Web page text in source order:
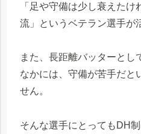
「足や守備は少し衰えた
流」というベテラン選手が
また、長距離バッターとし
なかには、守備が苦手だと
せん。
そんな選手にとってもDH